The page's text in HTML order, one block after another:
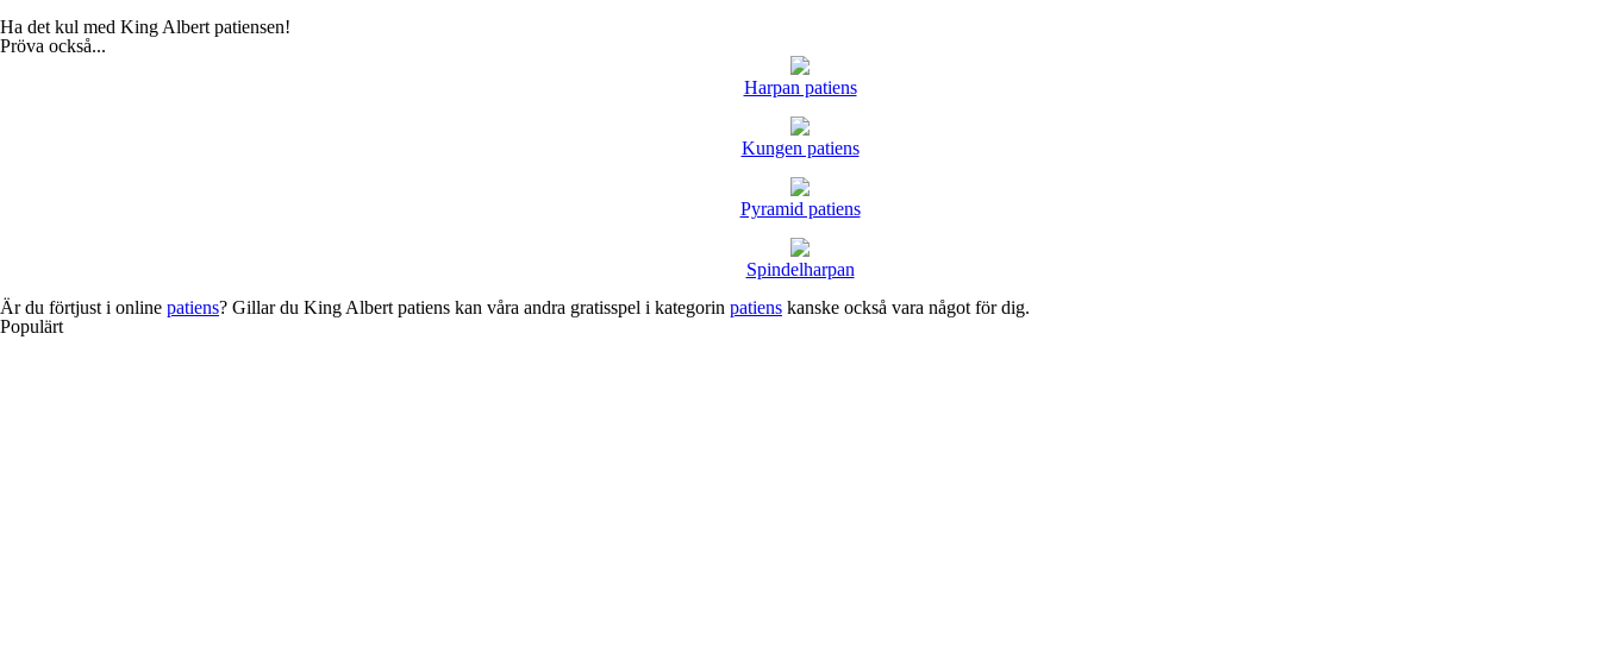
Ha det kul med King Albert patiensen!
Pröva också...
Harpan patiens
Kungen patiens
Pyramid patiens
Spindelharpan
Är du förtjust i online patiens? Gillar du King Albert patiens kan våra andra gratisspel i kategorin patiens kanske också vara något för dig.
Populärt